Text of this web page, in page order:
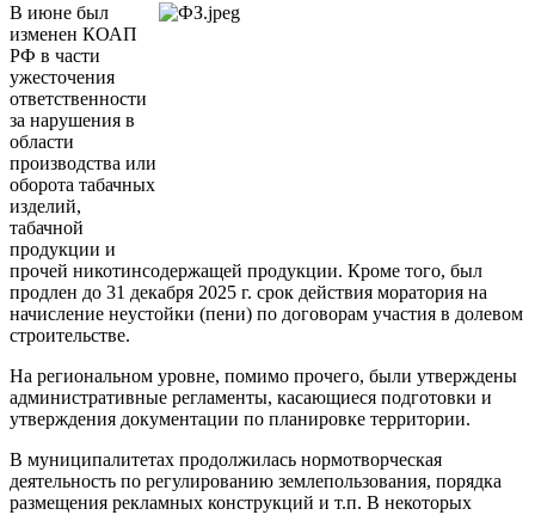
В июне был
изменен КОАП
РФ в части
ужесточения
ответственности
за нарушения в
области
производства или
оборота табачных
изделий,
табачной
продукции и
прочей никотинсодержащей продукции. Кроме того, был
продлен до 31 декабря 2025 г. срок действия моратория на
начисление неустойки (пени) по договорам участия в долевом
строительстве.
На региональном уровне, помимо прочего, были утверждены
административные регламенты, касающиеся подготовки и
утверждения документации по планировке территории.
В муниципалитетах продолжилась нормотворческая
деятельность по регулированию землепользования, порядка
размещения рекламных конструкций и т.п. В некоторых